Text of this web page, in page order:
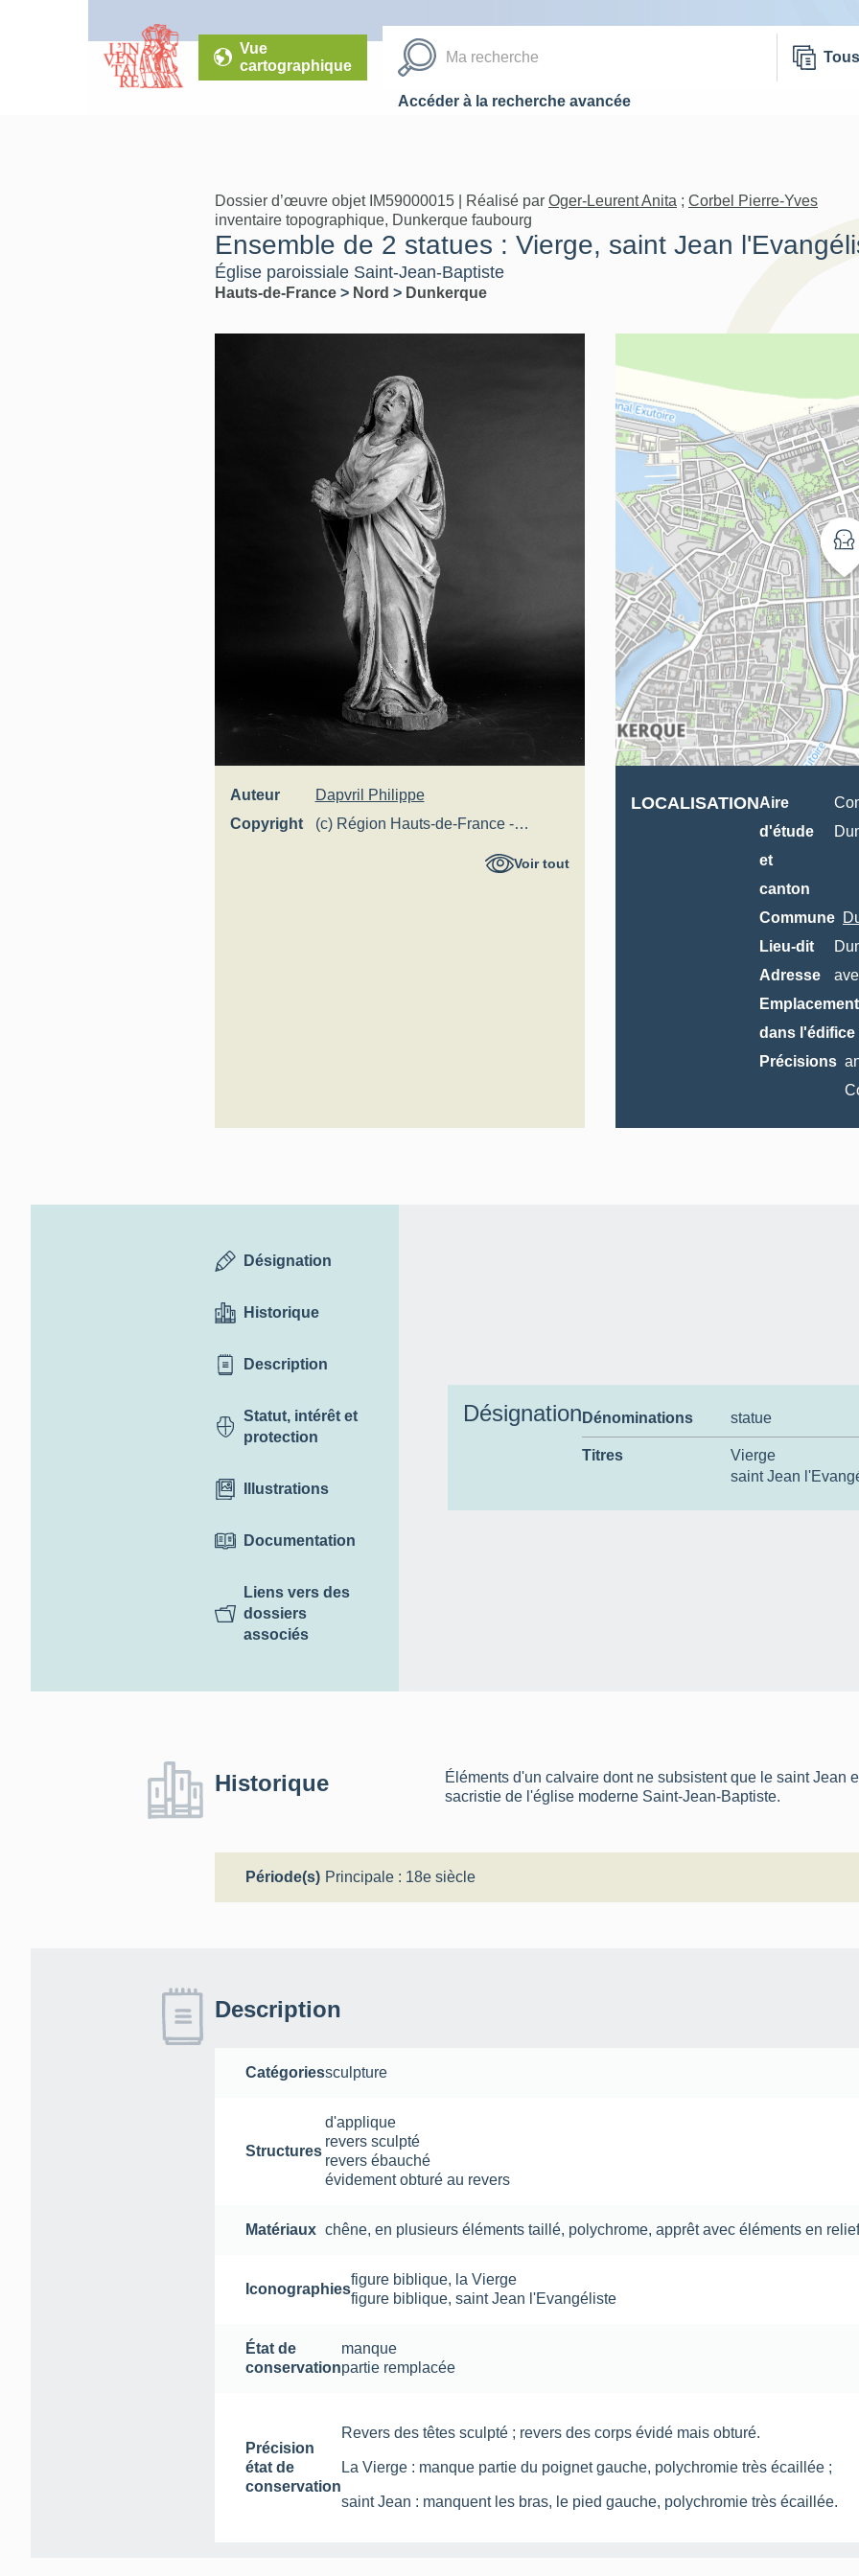
Vue
cartographique
Tous
Accéder à la recherche avancée
Dossier d’œuvre objet IM59000015 | Réalisé par Oger-Leurent Anita ; Corbel Pierre-Yves
inventaire topographique, Dunkerque faubourg
Ensemble de 2 statues : Vierge, saint Jean
Église paroissiale Saint-Jean-Baptiste
Hauts-de-France > Nord > Dunkerque
Auteur
Dapvril Philippe
Copyright
(c) Région Hauts-de-France -
Voir tout
LOCALISATIONAire
d'étude
et
canton
Commune
Lieu-dit
Adresse
Emplacement
dans l'édifice
Précisions
Désignation
Historique
Description
Statut, intérêt et
protection
Illustrations
Documentation
Liens vers des
dossiers
associés
Désignation Dénominations statue
Titres
Vierge
saint Jean
Historique
Éléments d'un calvaire dont ne subsistent que le saint Jean
sacristie de l'église moderne Saint-Jean-Baptiste.
Période(s) Principale : 18e siècle
Description
Catégoriessculpture
Structures
d'applique
revers sculpté
revers ébauché
évidement obturé au revers
Matériaux chêne,en plusieurs éléments taillé, polychrome,apprêt avec éléments en
Iconographies
figure biblique, la Vierge
figure biblique, saint Jean l'Evangéliste
État de
conservation
manque
partie remplacée
Précision
état de
conservation
Revers des têtes sculpté ; revers des corps évidé mais obturé.
La Vierge : manque partie du poignet gauche, polychromie très écaillée ;
saint Jean : manquent les bras, le pied gauche, polychromie très écaillée.